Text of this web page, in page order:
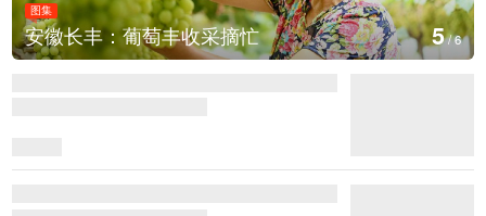
图集
安徽长丰：葡萄丰收采摘忙 5/6